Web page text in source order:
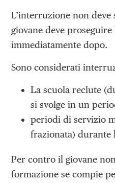
L’interruzione non deve
giovane deve
immediatamente dopo.
Sono considerati
La scuola reclute
si svolge in un
periodi di servizio
frazionata) durante
Per contro il giovane
formazione se compie